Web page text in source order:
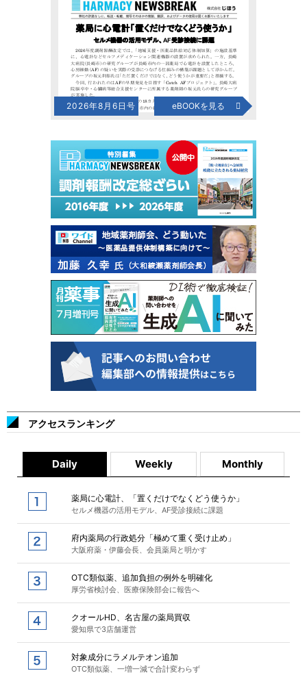
2026年8月6日号 eBOOKを見る
アクセスランキング
Daily Weekly Monthly
薬局に心電計、「置くだけでなくどう使うか」
セルメ機器の活用モデル、AF受診接続に課題
府内薬局の行政処分「極めて重く受け止め」
大阪府薬・伊藤会長、会員薬局と明かす
OTC類似薬、追加負担の例外を明確化
厚労省検討会、医療保険部会に報告へ
クオールHD、名古屋の薬局買収
愛知県で3店舗運営
対象成分にラメルテオン追加
OTC類似薬、一増一減で合計変わらず